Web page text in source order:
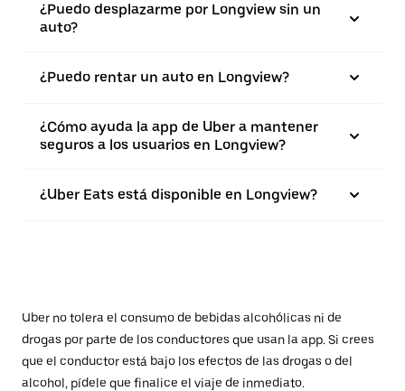
¿Puedo desplazarme por Longview sin un
auto?
¿Puedo rentar un auto en Longview?
¿Cómo ayuda la app de Uber a mantener
seguros a los usuarios en Longview?
¿Uber Eats está disponible en Longview?
Uber no tolera el consumo de bebidas alcohólicas ni de
drogas por parte de los conductores que usan la app. Si crees
que el conductor está bajo los efectos de las drogas o del
alcohol, pídele que finalice el viaje de inmediato.